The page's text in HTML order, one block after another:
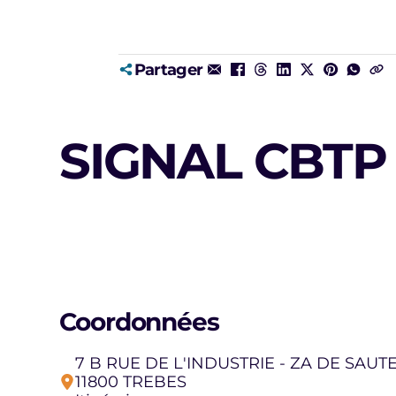
Partager
SIGNAL CBTP
Coordonnées
7 B RUE DE L'INDUSTRIE - ZA DE
11800 TREBES